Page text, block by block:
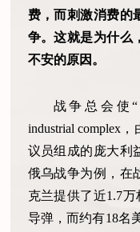
费，而刺激消费的
争。这就是为什么
不安的原因。
战争总会使
industrial complex
议员组成的庞大利
俄乌战争为例，在
克兰提供了近1.7
导弹，而约有18名